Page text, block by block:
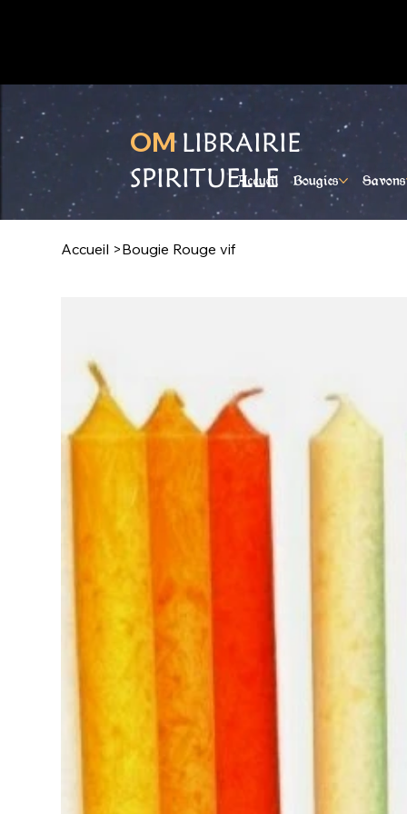
Accueil >Bougie Rouge vif
OM LIBRAIRIE
SPIRITUELLE
Accueil Bougies Savons